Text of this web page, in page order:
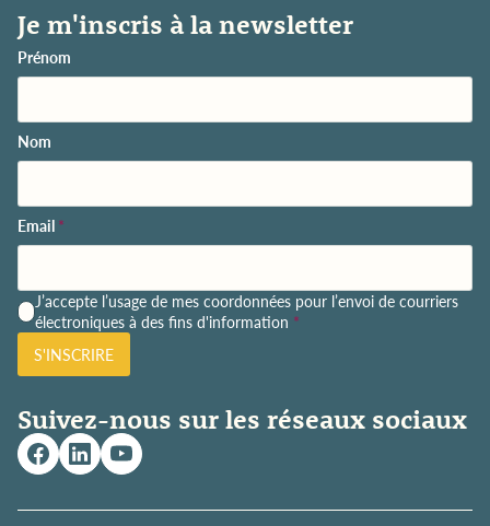
Je m'inscris à la newsletter
Prénom
Nom
Email *
P
o
l
t
q
u
e
e
J’accepte l’usage de mes coordonnées pour l’envoi de courriers
électroniques à des fins d'information *
S'INSCRIRE
Suivez-nous sur les réseaux sociaux